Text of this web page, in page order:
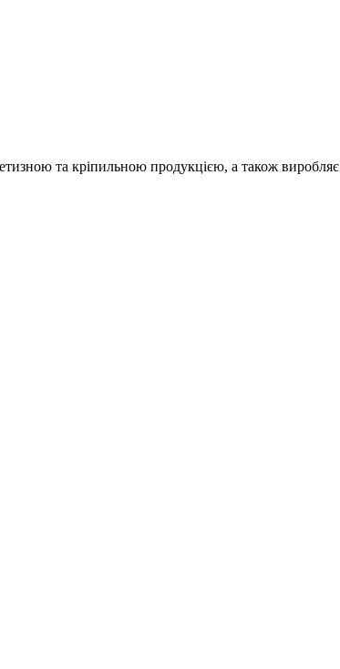
та кріпильною продукцією, а також виробляє